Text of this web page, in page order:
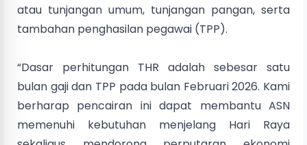
atau tunjangan umum, tunjangan pangan, serta
tambahan penghasilan pegawai (TPP).
“Dasar perhitungan THR adalah sebesar satu
bulan gaji dan TPP pada bulan Februari 2026. Kami
berharap pencairan ini dapat membantu ASN
memenuhi kebutuhan menjelang Hari Raya